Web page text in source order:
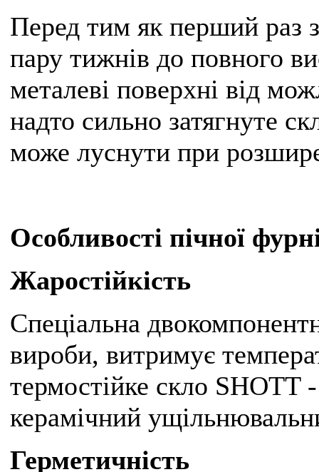
Перед тим як перший раз
пару тижнів до повного
металеві поверхні від
надто сильно затягнуте
може луснути при
Особливості пічної
Жаростійкість
Спеціальна
вироби, витримує
термостійке скло SHOTT
керамічний
Герметичність